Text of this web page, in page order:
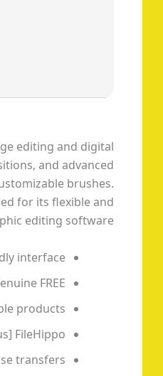
editing and digital
and advanced
brushes.
for its flexible and
editing software.
interface
FREE
products
FileHippo
transfers